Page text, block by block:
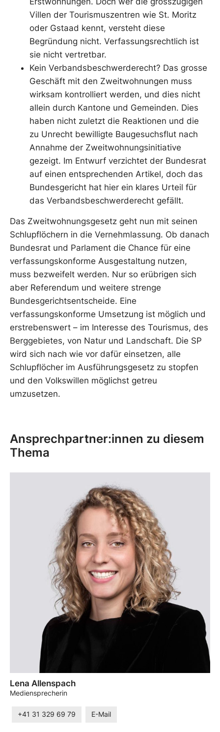
Villen der Tourismuszentren wie St. Moritz
oder Gstaad kennt, versteht diese
Begründung nicht. Verfassungsrechtlich ist
sie nicht vertretbar.
Kein Verbandsbeschwerderecht? Das grosse
Geschäft mit den Zweitwohnungen muss
wirksam kontrolliert werden, und dies nicht
allein durch Kantone und Gemeinden. Dies
haben nicht zuletzt die Reaktionen und die
zu Unrecht bewilligte Baugesuchsflut nach
Annahme der Zweitwohnungsinitiative
gezeigt. Im Entwurf verzichtet der Bundesrat
auf einen entsprechenden Artikel, doch das
Bundesgericht hat hier ein klares Urteil für
das Verbandsbeschwerderecht gefällt.
Das Zweitwohnungsgesetz geht nun mit seinen
Schlupflöchern in die Vernehmlassung. Ob danach
Bundesrat und Parlament die Chance für eine
verfassungskonforme Ausgestaltung nutzen,
muss bezweifelt werden. Nur so erübrigen sich
aber Referendum und weitere strenge
Bundesgerichtsentscheide. Eine
verfassungskonforme Umsetzung ist möglich und
erstrebenswert – im Interesse des Tourismus, des
Berggebietes, von Natur und Landschaft. Die SP
wird sich nach wie vor dafür einsetzen, alle
Schlupflöcher im Ausführungsgesetz zu stopfen
und den Volkswillen möglichst getreu
umzusetzen.
Ansprechpartner:innen zu diesem
Thema
Lena Allenspach
Mediensprecherin
+41 31 329 69 79 E-Mail